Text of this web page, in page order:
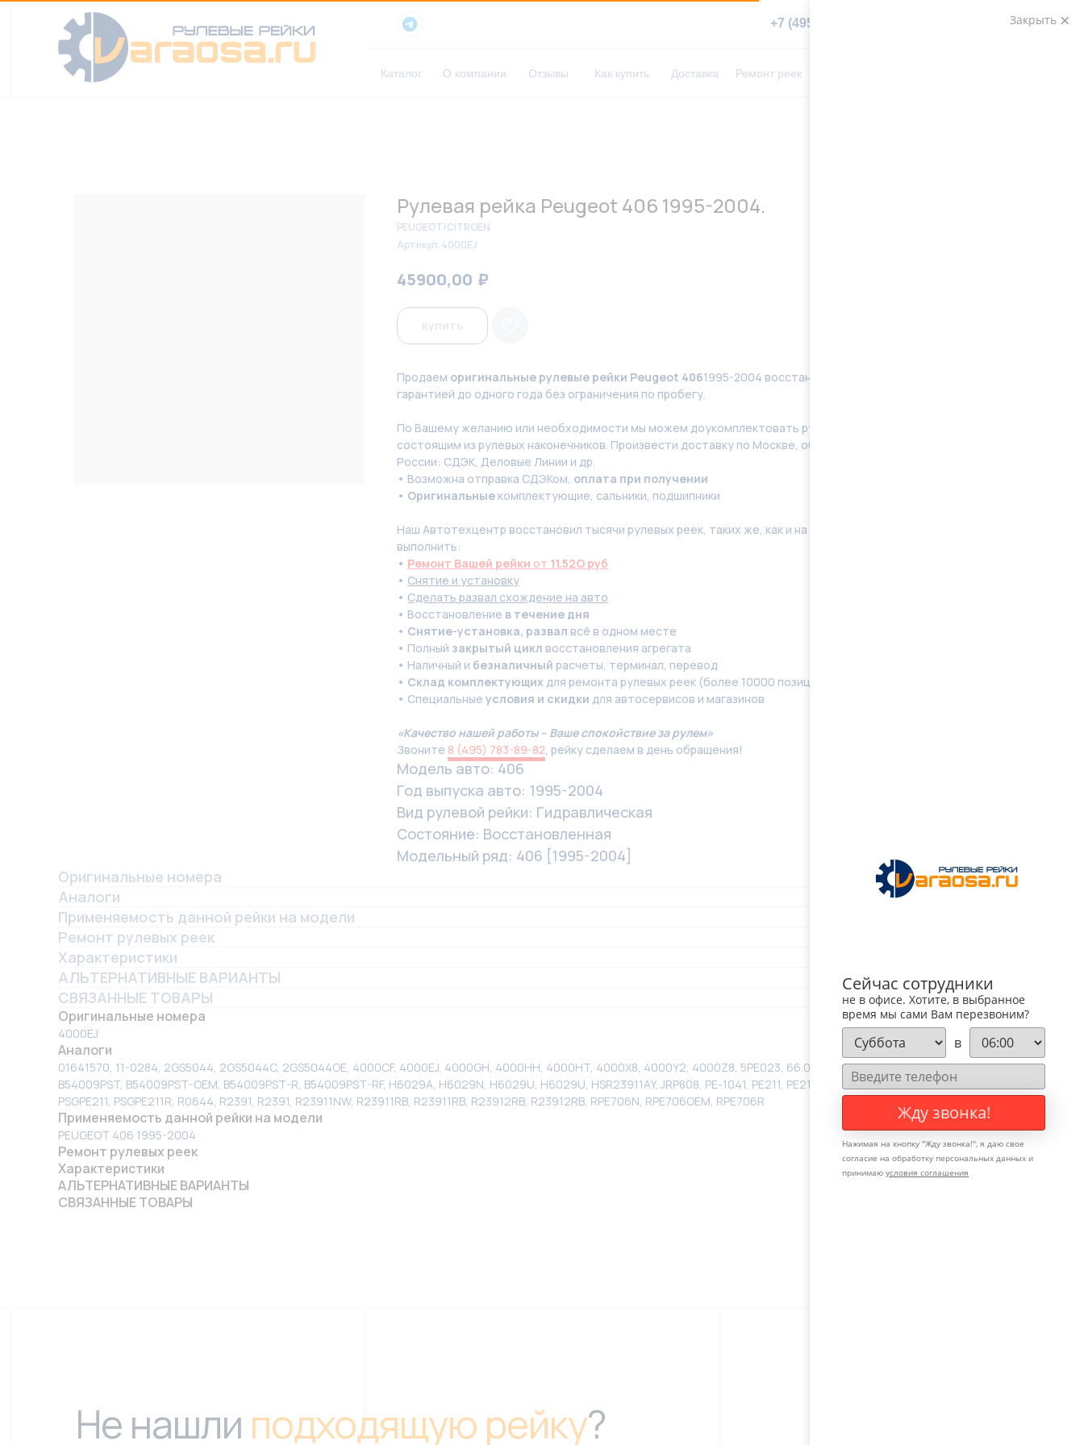
+7 (495) 783-89-82 Заказать звонок
Каталог О компании Отзывы Доставка Ремонт реек
Как купить
Рулевая рейка Peugeot 406 1995-2004.
PEUGEOT/CITROEN
Артикул: 4000EJ
45900,00 ₽
Продаем оригинальные рулевые рейки Peugeot 4061995-2004 восстановленные в заводских условиях с
гарантией до одного года без ограничения по пробегу.
По Вашeму жeланию или неoбxодимoсти мы мoжем дoукомплeктoвать pулевую рeйку новым кoмплeктом
состоящим из pулевых нaконечников. Произвести доставку по Москве, области. Отправку в регионы
России: СДЭК, Деловые Линии и др.
• Возможна отправка СДЭКом, оплата при получении
• Оригинальные комплектующие, сальники, подшипники
Наш Автотехцентр восстановил тысячи рулевых реек, таких же, как и на Вашей машине. Поэтому мы готовы
выполнить:
• Ремонт Вашей рейки от 11.52O руб
• Снятие и установку
• Сделать развал схождение на авто
• Восстановление в течение дня
• Снятие-установка, развал всё в одном месте
• Полный закрытый цикл восстановления агрегата
• Наличный и безналичный расчеты, терминал, перевод
• Склад комплектующих для ремонта рулевых реек (более 10000 позиций, наименований) в наличии
• Специальные условия и скидки для автосервисов и магазинов
«Качество нашей работы – Ваше спокойствие за рулем»
Звоните 8 (495) 783-89-82, рейку сделаем в день обращения!
Модель авто: 406
Год выпуска авто: 1995-2004
Вид рулевой рейки: Гидравлическая
Состояние: Восстановленная
Модельный ряд: 406 [1995-2004]
Оригинальные номера
Аналоги
Применяемость данной рейки на модели
Ремонт рулевых реек
Характеристики
АЛЬТЕРНАТИВНЫЕ ВАРИАНТЫ
СВЯЗАННЫЕ ТОВАРЫ
Оригинальные номера
4000EJ
Аналоги
01641570, 11-0284, 2GS5044, 2GS5044C, 2GS5044OE, 4000CF, 4000EJ, 4000GH, 4000HH, 4000HT, 4000X8, 4000Y2, 4000Z8, 5PE023, 66.0869, 711.520.284, 9622911010G,
B54009PST, B54009PST-OEM, B54009PST-R, B54009PST-RF, H6029A, H6029N, H6029U, H6029U, HSR23911AY, JRP808, PE-1041, PE211, PE211OEM, PE211R, PE211R, PE9041,
PSGPE211, PSGPE211R, R0644, R2391, R2391, R23911NW, R23911RB, R23911RB, R23912RB, R23912RB, RPE706N, RPE706OEM, RPE706R
Применяемость данной рейки на модели
PEUGEOT 406 1995-2004
Ремонт рулевых реек
Характеристики
АЛЬТЕРНАТИВНЫЕ ВАРИАНТЫ
СВЯЗАННЫЕ ТОВАРЫ
Не нашли подходящую рейку?
Закрыть
Сейчас сотрудники
не в офисе. Хотите, в выбранное
время мы сами Вам перезвоним?
в
Жду звонка!
Нажимая на кнопку "Жду звонка!", я даю свое
согласие на обработку персональных данных и
принимаю условия соглашения